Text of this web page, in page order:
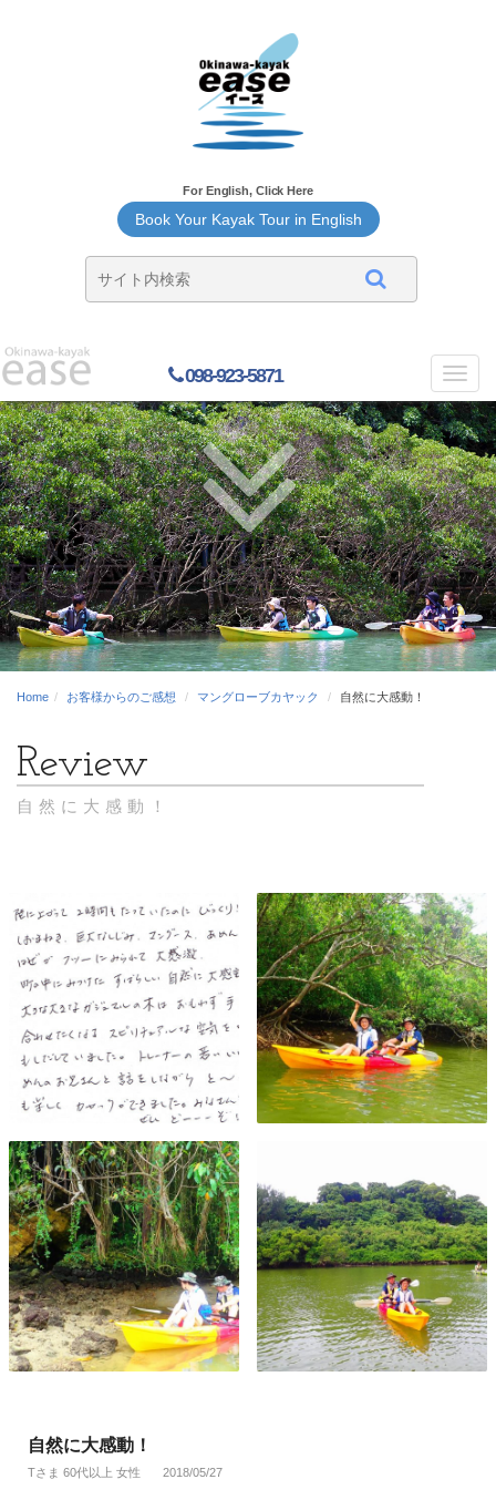
For English, Click Here
Book Your Kayak Tour in English
098-923-5871
Home お客様からのご感想 マングローブカヤック 自然に大感動！
自然に大感動！
自然に大感動！
Tさま 60代以上 女性 2018/05/27